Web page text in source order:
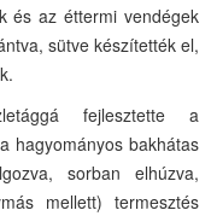
és az éttermi vendégek
sütve készítették el,
fejlesztette a
hagyományos bakhátas
sorban elhúzva,
mellett) termesztés